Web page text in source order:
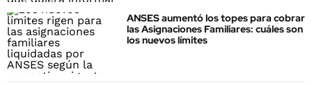
ANSES aumentó los topes para cobrar
las Asignaciones Familiares: cuáles son
los nuevos límites